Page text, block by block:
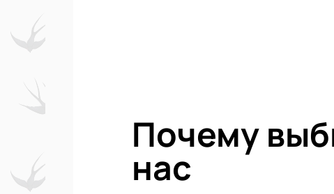
художественной гимнастике 14 - 17
Почему
нас